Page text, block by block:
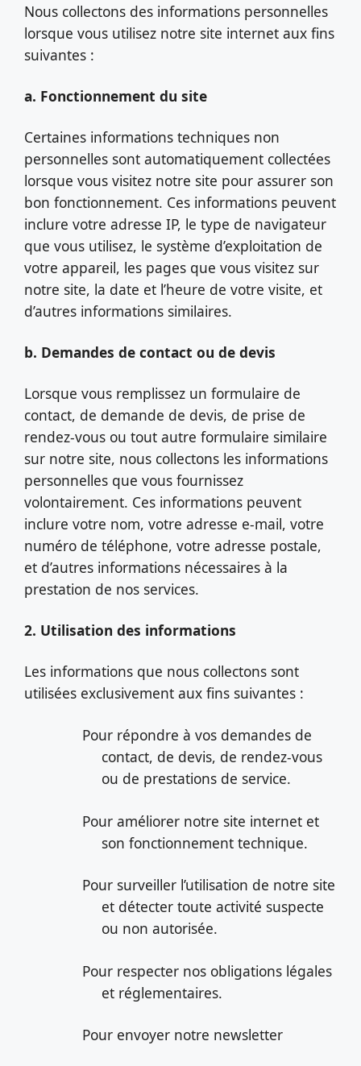
Nous collectons des informations personnelles
lorsque vous utilisez notre site internet aux fins
suivantes :
a. Fonctionnement du site
Certaines informations techniques non
personnelles sont automatiquement collectées
lorsque vous visitez notre site pour assurer son
bon fonctionnement. Ces informations peuvent
inclure votre adresse IP, le type de navigateur
que vous utilisez, le système d’exploitation de
votre appareil, les pages que vous visitez sur
notre site, la date et l’heure de votre visite, et
d’autres informations similaires.
b. Demandes de contact ou de devis
Lorsque vous remplissez un formulaire de
contact, de demande de devis, de prise de
rendez-vous ou tout autre formulaire similaire
sur notre site, nous collectons les informations
personnelles que vous fournissez
volontairement. Ces informations peuvent
inclure votre nom, votre adresse e-mail, votre
numéro de téléphone, votre adresse postale,
et d’autres informations nécessaires à la
prestation de nos services.
2. Utilisation des informations
Les informations que nous collectons sont
utilisées exclusivement aux fins suivantes :
Pour répondre à vos demandes de
contact, de devis, de rendez-vous
ou de prestations de service.
Pour améliorer notre site internet et
son fonctionnement technique.
Pour surveiller l’utilisation de notre site
et détecter toute activité suspecte
ou non autorisée.
Pour respecter nos obligations légales
et réglementaires.
Pour envoyer notre newsletter